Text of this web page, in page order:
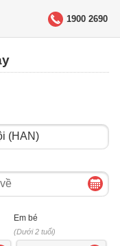
1900 2690
Em bé
(Dưới 2 tuổi)